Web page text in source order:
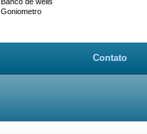
Goniometro
Contato